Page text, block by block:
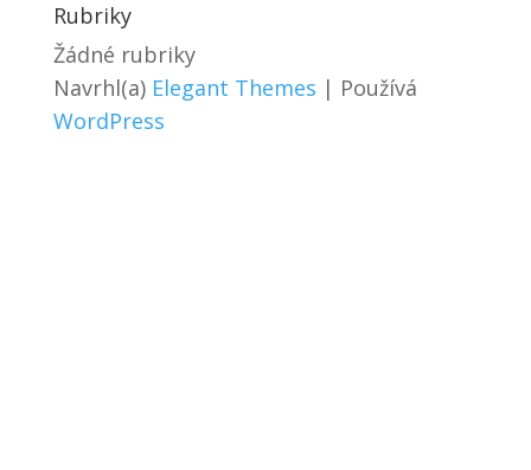
Rubriky
Žádné rubriky
Navrhl(a) Elegant Themes | Používá
WordPress